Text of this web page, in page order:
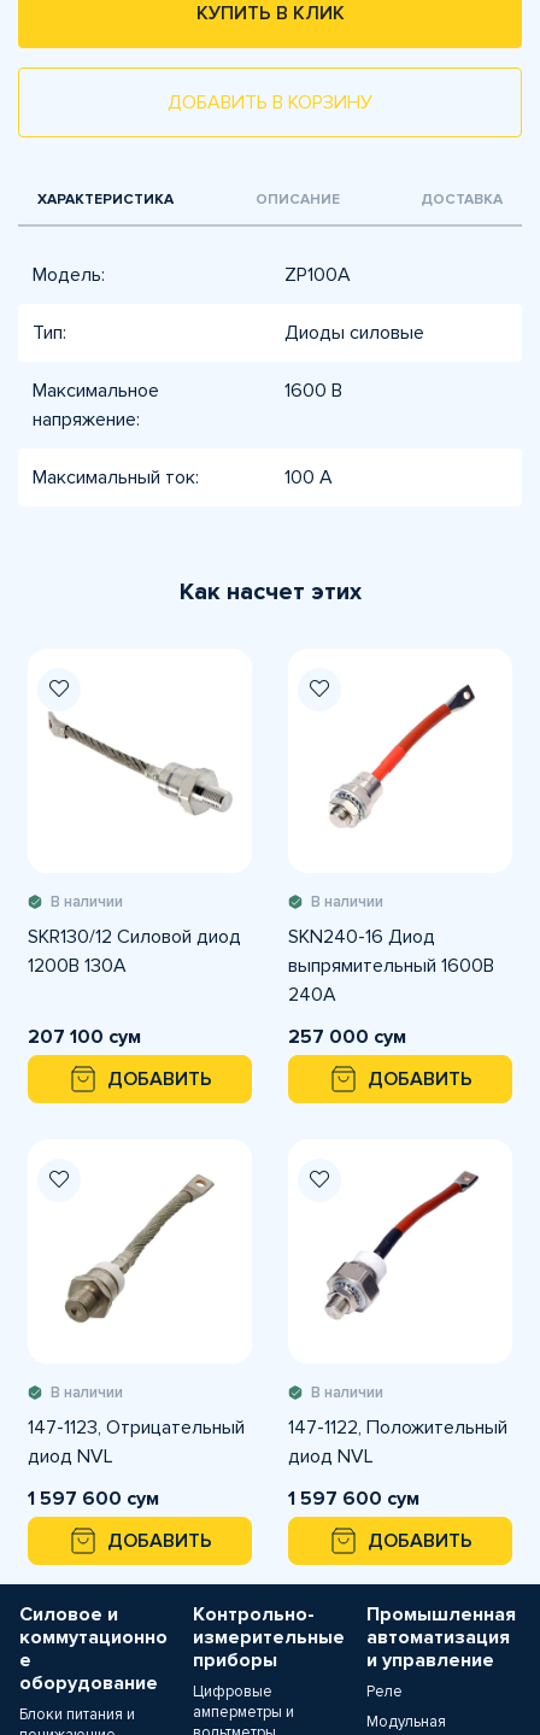
КУПИТЬ В КЛИК
ДОБАВИТЬ В КОРЗИНУ
ХАРАКТЕРИСТИКА ОПИСАНИЕ ДОСТАВКА
Модель: ZP100A
Тип: Диоды силовые
Максимальное
напряжение:
1600 В
Максимальный ток: 100 А
Как насчет этих
В наличии
SKR130/12 Силовой диод
1200В 130А
207 100 сум
ДОБАВИТЬ
В наличии
SKN240-16 Диод
выпрямительный 1600В
240A
257 000 сум
ДОБАВИТЬ
В наличии
147-1123, Отрицательный
диод NVL
1 597 600 сум
ДОБАВИТЬ
В наличии
147-1122, Положительный
диод NVL
1 597 600 сум
ДОБАВИТЬ
Силовое и
коммутационно
е
оборудование
Блоки питания и
Контрольно-
измерительные
приборы
Цифровые
амперметры и
Промышленная
автоматизация
и управление
Реле
Модульная